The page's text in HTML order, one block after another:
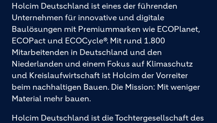
Holcim Deutschland ist eines der führenden
Unternehmen für innovative und digitale
Baulösungen mit Premiummarken wie ECOPlanet,
ECOPact und ECOCycle®. Mit rund 1.800
Mitarbeitenden in Deutschland und den
Niederlanden und einem Fokus auf Klimaschutz
und Kreislaufwirtschaft ist Holcim der Vorreiter
beim nachhaltigen Bauen. Die Mission: Mit weniger
Material mehr bauen.
Holcim Deutschland ist die Tochtergesellschaft des